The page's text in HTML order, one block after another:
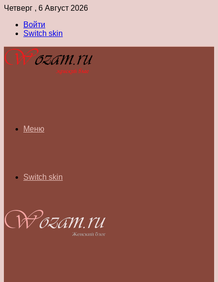
Четверг , 6 Август 2026
Войти
Switch skin
Меню
Switch skin